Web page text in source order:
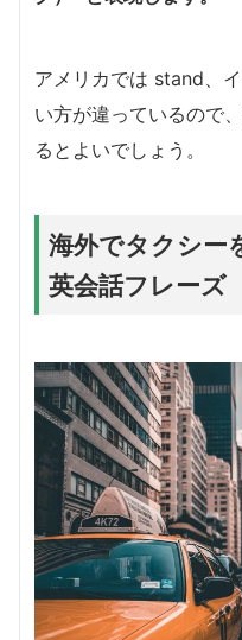
アメリカでは stand、
い方が違っているので
るとよいでしょう。
海外でタクシー
英会話フレーズ